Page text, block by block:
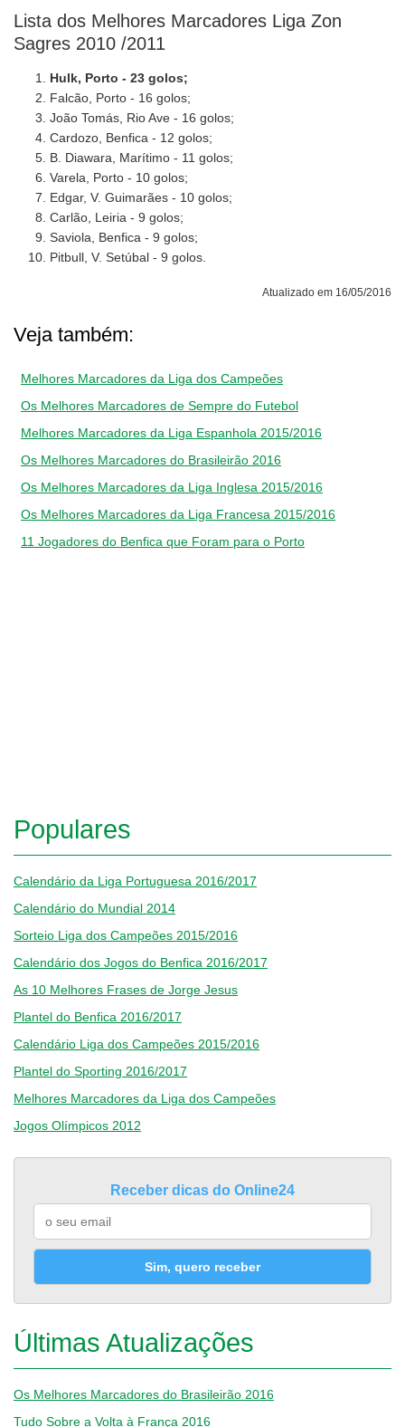
Lista dos Melhores Marcadores Liga Zon
Sagres 2010 /2011
Hulk, Porto - 23 golos;
Falcão, Porto - 16 golos;
João Tomás, Rio Ave - 16 golos;
Cardozo, Benfica - 12 golos;
B. Diawara, Marítimo - 11 golos;
Varela, Porto - 10 golos;
Edgar, V. Guimarães - 10 golos;
Carlão, Leiria - 9 golos;
Saviola, Benfica - 9 golos;
Pitbull, V. Setúbal - 9 golos.
Atualizado em 16/05/2016
Veja também:
Melhores Marcadores da Liga dos Campeões
Os Melhores Marcadores de Sempre do Futebol
Melhores Marcadores da Liga Espanhola 2015/2016
Os Melhores Marcadores do Brasileirão 2016
Os Melhores Marcadores da Liga Inglesa 2015/2016
Os Melhores Marcadores da Liga Francesa 2015/2016
11 Jogadores do Benfica que Foram para o Porto
Populares
Calendário da Liga Portuguesa 2016/2017
Calendário do Mundial 2014
Sorteio Liga dos Campeões 2015/2016
Calendário dos Jogos do Benfica 2016/2017
As 10 Melhores Frases de Jorge Jesus
Plantel do Benfica 2016/2017
Calendário Liga dos Campeões 2015/2016
Plantel do Sporting 2016/2017
Melhores Marcadores da Liga dos Campeões
Jogos Olímpicos 2012
Receber dicas do Online24
Sim, quero receber
Últimas Atualizações
Os Melhores Marcadores do Brasileirão 2016
Tudo Sobre a Volta à França 2016